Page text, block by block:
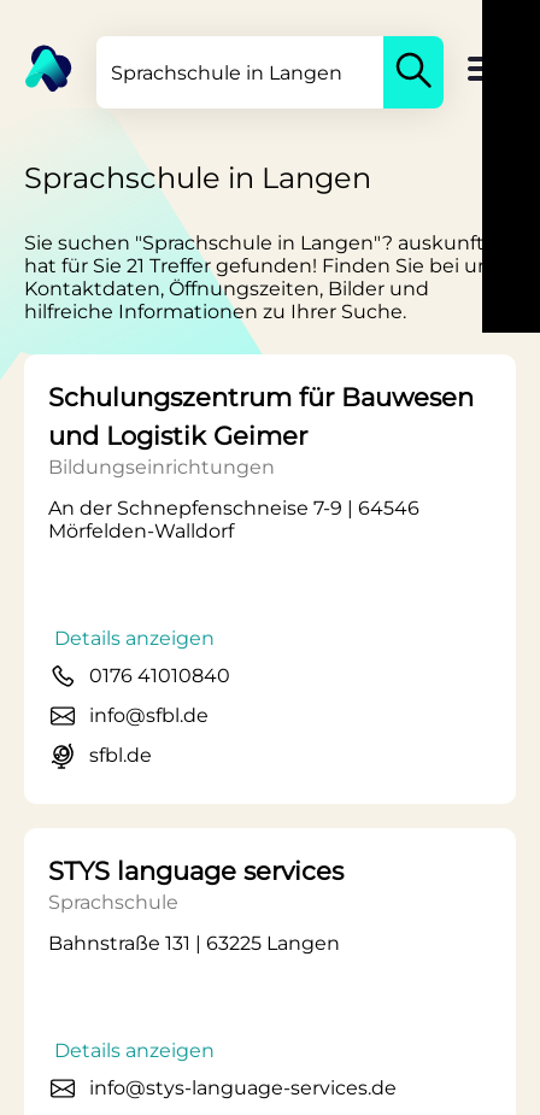
Sprachschule in Langen
Sie suchen "Sprachschule in Langen"? auskunft.de
hat für Sie 21 Treffer gefunden! Finden Sie bei uns
Kontaktdaten, Öffnungszeiten, Bilder und
hilfreiche Informationen zu Ihrer Suche.
Schulungszentrum für Bauwesen
und Logistik Geimer
Bildungseinrichtungen
An der Schnepfenschneise 7-9 | 64546
Mörfelden-Walldorf
Details anzeigen
0176 41010840
info@sfbl.de
sfbl.de
STYS language services
Sprachschule
Bahnstraße 131 | 63225 Langen
Details anzeigen
info@stys-language-services.de